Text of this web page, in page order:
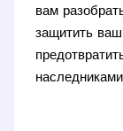
вам
защитить